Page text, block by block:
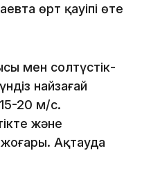
өрт қауіпі өте
мен солтүстік-
найзағай
15-20 м/с.
және
жоғары. Ақтауда